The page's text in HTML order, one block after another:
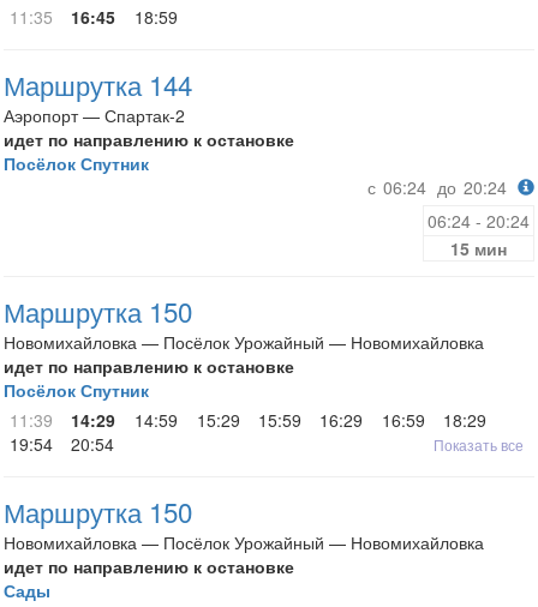
11:35
16:45 18:59
Маршрутка 144
Аэропорт — Спартак-2
идет по направлению к остановке
Посёлок Спутник
с 06:24 до 20:24
06:24 - 20:24
15 мин
Маршрутка 150
Новомихайловка — Посёлок Урожайный — Новомихайловка
идет по направлению к остановке
Посёлок Спутник
11:39
14:29 14:59 15:29 15:59 16:29 16:59
18:29
19:54
20:54 Показать все
Маршрутка 150
Новомихайловка — Посёлок Урожайный — Новомихайловка
идет по направлению к остановке
Сады